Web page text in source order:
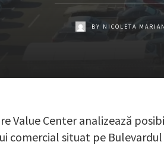
BY NICOLETA MARIAN
Value Center analizează
comercial situat pe